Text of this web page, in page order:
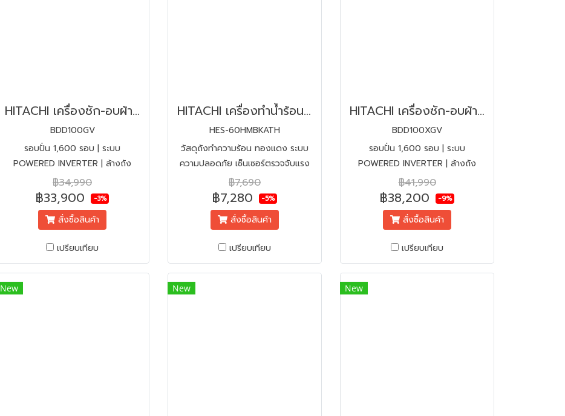
HITACHI เครื่องซัก-อบผ้าฝาหน้า 10/7 KG รุ่น BDD100GV | INVERTER
BDD100GV
รอบปั่น 1,600 รอบ | ระบบ
POWERED INVERTER | ล้างถัง
อัตโนมัติ | ลดปัญหาภูมิแพ้ | พร้อม
ฟรีติดตั้ง+แถมผ้าคลุม | ขนาดเครื่อง
W60 x H85 x D65 cm.
฿34,990
฿33,900 -3%
สั่งซื้อสินค้า
เปรียบเทียบ
HITACHI เครื่องทำน้ำร้อน HES-60HMBKATH (6000 วัตต์)
HES-60HMBKATH
วัสดุถังทำความร้อน ทองแดง ระบบ
ความปลอดภัย เซ็นเซอร์ตรวจจับแรง
ดันน้อย
฿7,690
฿7,280 -5%
สั่งซื้อสินค้า
เปรียบเทียบ
HITACHI เครื่องซัก-อบผ้าฝาหน้า 10/7 KG รุ่น BDD100XGV | INVERTER
BDD100XGV
รอบปั่น 1,600 รอบ | ระบบ
POWERED INVERTER | ล้างถัง
อัตโนมัติ | ลดปัญหาภูมิแพ้ | พร้อม
ฟรีติดตั้ง+แถมผ้าคลุม
฿41,990
฿38,200 -9%
สั่งซื้อสินค้า
เปรียบเทียบ
New New New